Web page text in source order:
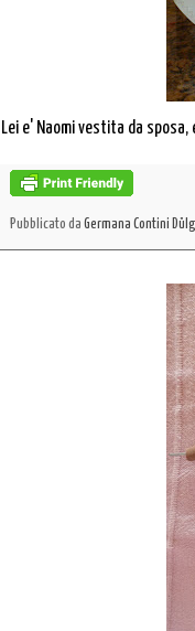
Lei e' Naomi vestita da
Pubblicato da Germana Contini